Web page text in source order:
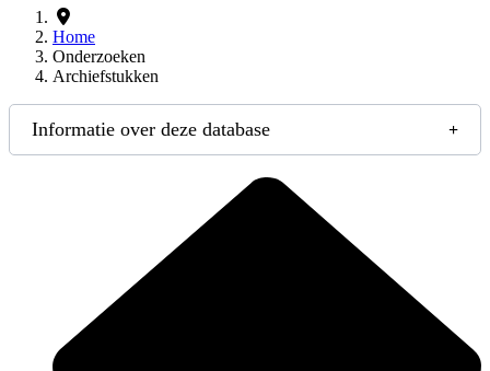
Home
Onderzoeken
Archiefstukken
Informatie over deze database